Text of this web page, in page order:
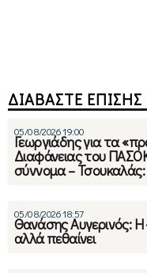
ΔΙΑΒΑΣΤΕ ΕΠΙΣΗΣ
05/08/2026 19:00
Γεωργιάδης για τα
Διαφάνειας του
σύννομα –
05/08/2026 18:57
Θανάσης Αυγερινός: Η
αλλά πεθαίνει